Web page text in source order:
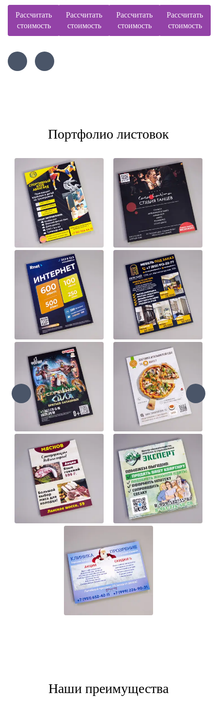
Рассчитать
стоимость
Рассчитать
стоимость
Рассчитать
стоимость
Рассчитать
стоимость
Портфолио листовок
Наши преимущества